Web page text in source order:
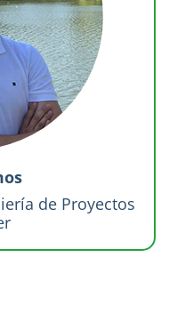
de Proyectos